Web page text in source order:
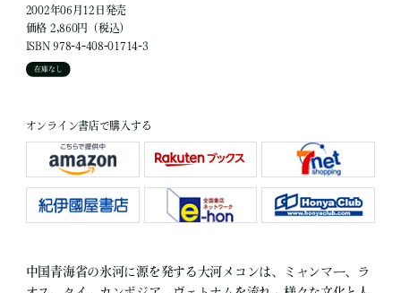
2002年06月12日発売
価格 2,860円（税込）
ISBN 978-4-408-01714-3
在庫なし
オンライン書店で購入する
中国青海省の氷河に源を発する大河メコンは、ミャンマー、ラ